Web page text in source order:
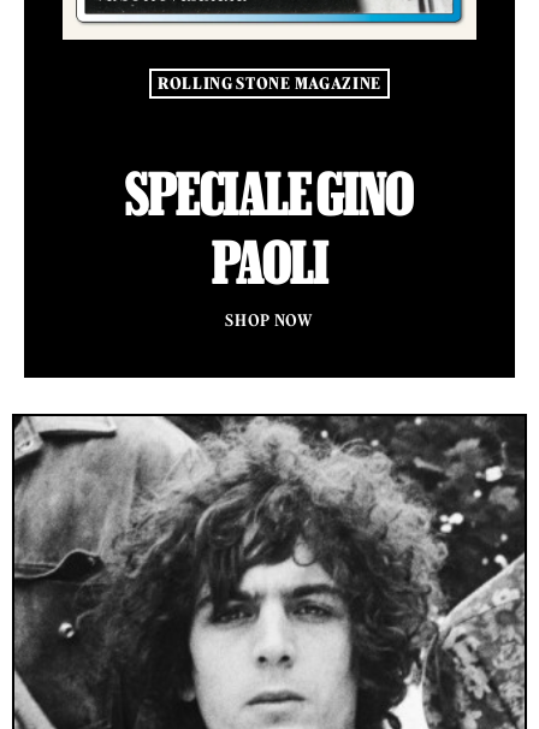
ROLLING STONE MAGAZINE
SPECIALE GINO
PAOLI
SHOP NOW